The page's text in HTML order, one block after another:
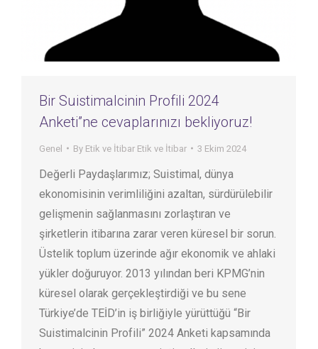
Bir Suistimalcinin Profili 2024
Anketi”ne cevaplarınızı bekliyoruz!
Genel By Etik ve İtibar Etik ve İtibar 3 Ekim 2024
Değerli Paydaşlarımız; Suistimal, dünya
ekonomisinin verimliliğini azaltan, sürdürülebilir
gelişmenin sağlanmasını zorlaştıran ve
şirketlerin itibarına zarar veren küresel bir sorun.
Üstelik toplum üzerinde ağır ekonomik ve ahlaki
yükler doğuruyor. 2013 yılından beri KPMG’nin
küresel olarak gerçekleştirdiği ve bu sene
Türkiye’de TEİD’in iş birliğiyle yürüttüğü “Bir
Suistimalcinin Profili” 2024 Anketi kapsamında